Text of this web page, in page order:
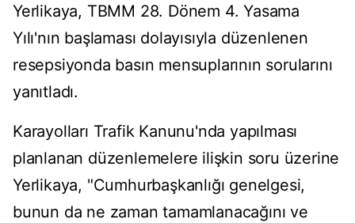
Yerlikaya, TBMM 28. Dönem 4. Yasama
Yılı'nın başlaması dolayısıyla düzenlenen
resepsiyonda basın mensuplarının sorularını
yanıtladı.
Karayolları Trafik Kanunu'nda yapılması
planlanan düzenlemelere ilişkin soru üzerine
Yerlikaya, "Cumhurbaşkanlığı genelgesi,
bunun da ne zaman tamamlanacağını ve